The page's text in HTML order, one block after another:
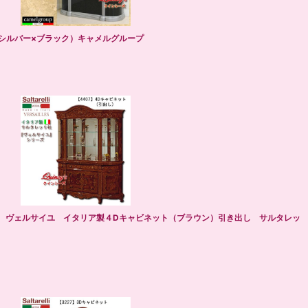
ルバー×ブラック）キャメルグループ
ェルサイユ イタリア製４Dキャビネット（ブラウン）引き出し サルタレッ